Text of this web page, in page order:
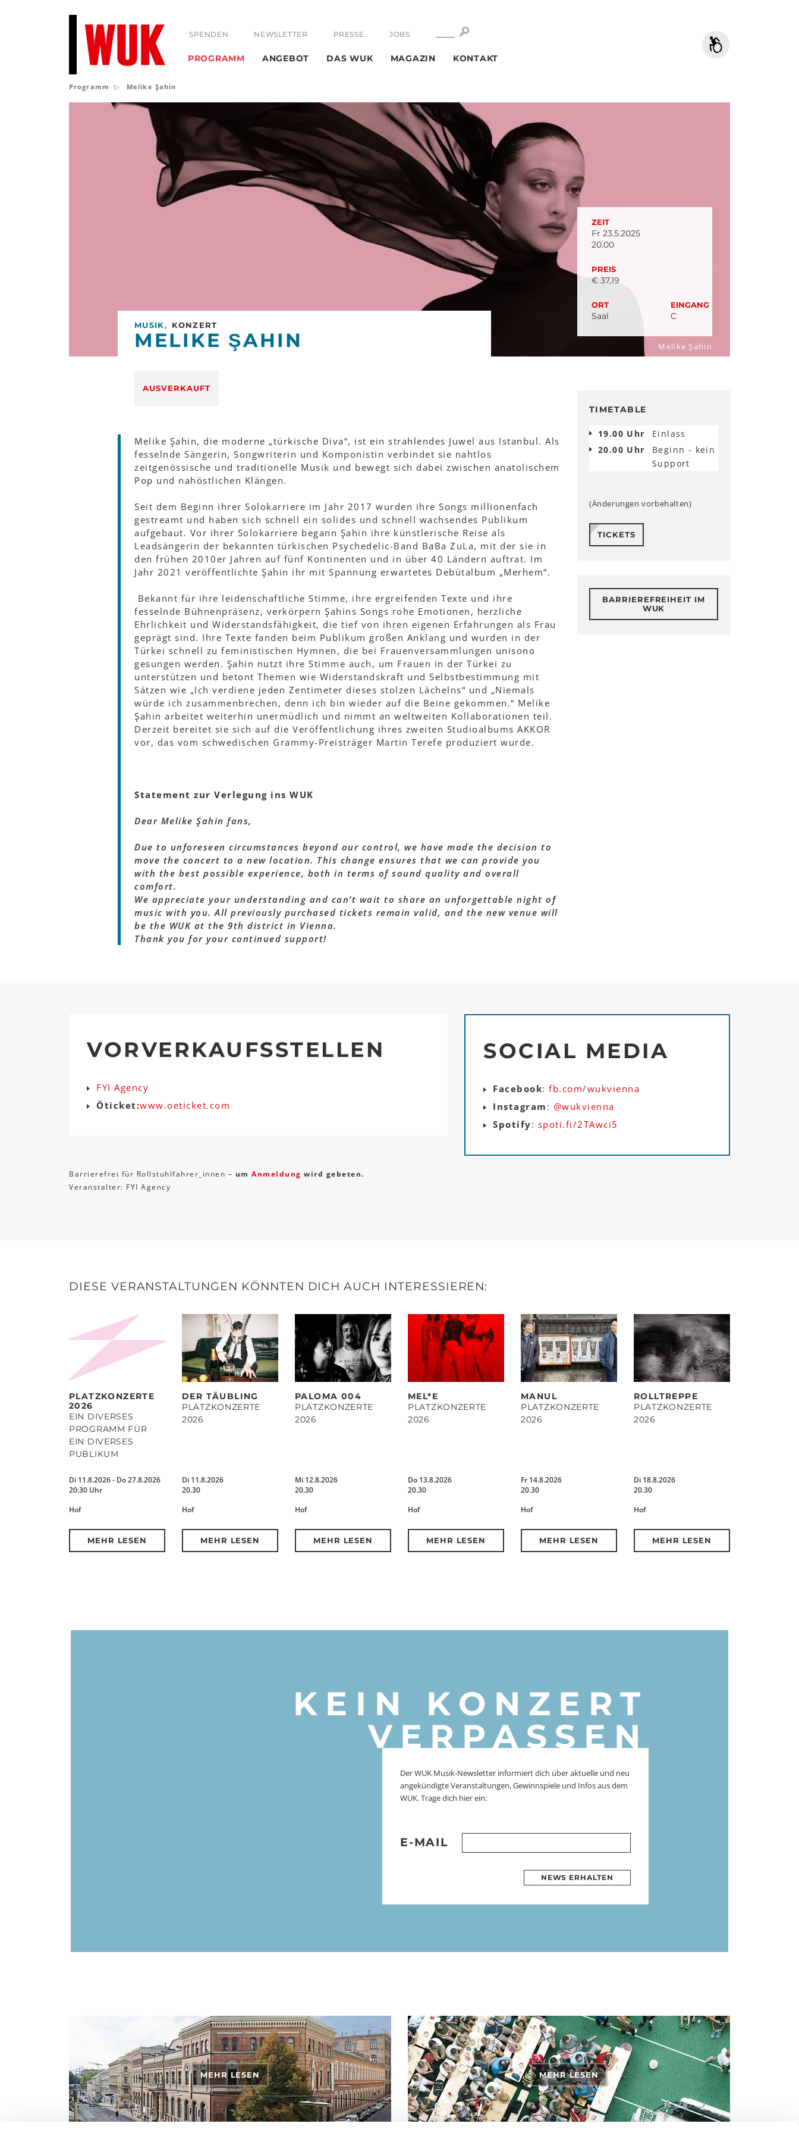
SPENDEN NEWSLETTER PRESSE JOBS SUCHE
PROGRAMM ANGEBOT DAS WUK MAGAZIN KONTAKT
Programm Melike Şahin
ZEIT
Fr 23.5.2025
20.00
PREIS
€ 37,19
ORT
Saal
EINGANG
C
Melike Şahin
MUSIK, KONZERT
MELIKE ŞAHIN
AUSVERKAUFT
Melike Şahin, die moderne „türkische Diva“, ist ein strahlendes Juwel aus Istanbul. Als
fesselnde Sängerin, Songwriterin und Komponistin verbindet sie nahtlos
zeitgenössische und traditionelle Musik und bewegt sich dabei zwischen anatolischem
Pop und nahöstlichen Klängen.
Seit dem Beginn ihrer Solokarriere im Jahr 2017 wurden ihre Songs millionenfach
gestreamt und haben sich schnell ein solides und schnell wachsendes Publikum
aufgebaut. Vor ihrer Solokarriere begann Şahin ihre künstlerische Reise als
Leadsängerin der bekannten türkischen Psychedelic-Band BaBa ZuLa, mit der sie in
den frühen 2010er Jahren auf fünf Kontinenten und in über 40 Ländern auftrat. Im
Jahr 2021 veröffentlichte Şahin ihr mit Spannung erwartetes Debütalbum „Merhem“.
Bekannt für ihre leidenschaftliche Stimme, ihre ergreifenden Texte und ihre
fesselnde Bühnenpräsenz, verkörpern Şahins Songs rohe Emotionen, herzliche
Ehrlichkeit und Widerstandsfähigkeit, die tief von ihren eigenen Erfahrungen als Frau
geprägt sind. Ihre Texte fanden beim Publikum großen Anklang und wurden in der
Türkei schnell zu feministischen Hymnen, die bei Frauenversammlungen unisono
gesungen werden. Şahin nutzt ihre Stimme auch, um Frauen in der Türkei zu
unterstützen und betont Themen wie Widerstandskraft und Selbstbestimmung mit
Sätzen wie „Ich verdiene jeden Zentimeter dieses stolzen Lächelns“ und „Niemals
würde ich zusammenbrechen, denn ich bin wieder auf die Beine gekommen.“ Melike
Şahin arbeitet weiterhin unermüdlich und nimmt an weltweiten Kollaborationen teil.
Derzeit bereitet sie sich auf die Veröffentlichung ihres zweiten Studioalbums AKKOR
vor, das vom schwedischen Grammy-Preisträger Martin Terefe produziert wurde.
Statement zur Verlegung ins WUK
Dear Melike Şahin fans,
Due to unforeseen circumstances beyond our control, we have made the decision to
move the concert to a new location. This change ensures that we can provide you
with the best possible experience, both in terms of sound quality and overall
comfort.
We appreciate your understanding and can’t wait to share an unforgettable night of
music with you. All previously purchased tickets remain valid, and the new venue will
be the WUK at the 9th district in Vienna.
Thank you for your continued support!
TIMETABLE
19.00 Uhr
Einlass
20.00 Uhr
Beginn - kein
Support
(Änderungen vorbehalten)
TICKETS
BARRIEREFREIHEIT IM
WUK
VORVERKAUFSSTELLEN
FYI Agency
Öticket:www.oeticket.com
Barrierefrei für Rollstuhlfahrer_innen – um Anmeldung wird gebeten.
Veranstalter: FYI Agency
SOCIAL MEDIA
Facebook: fb.com/wukvienna
Instagram : @wukvienna
Spotify: spoti.fi/2TAwci5
DIESE VERANSTALTUNGEN KÖNNTEN DICH AUCH INTERESSIEREN:
PLATZKONZERTE
2026
EIN DIVERSES
PROGRAMM FÜR
EIN DIVERSES
PUBLIKUM
Di 11.8.2026 - Do 27.8.2026
20:30 Uhr
Hof
MEHR LESEN
DER TÄUBLING
PLATZKONZERTE
2026
Di 11.8.2026
20.30
Hof
MEHR LESEN
PALOMA 004
PLATZKONZERTE
2026
Mi 12.8.2026
20.30
Hof
MEHR LESEN
MEL*E
PLATZKONZERTE
2026
Do 13.8.2026
20.30
Hof
MEHR LESEN
MANUL
PLATZKONZERTE
2026
Fr 14.8.2026
20.30
Hof
MEHR LESEN
ROLLTREPPE
PLATZKONZERTE
2026
Di 18.8.2026
20.30
Hof
MEHR LESEN
KEIN KONZERT
VERPASSEN
Der WUK Musik-Newsletter informiert dich über aktuelle und neu
angekündigte Veranstaltungen, Gewinnspiele und Infos aus dem
WUK. Trage dich hier ein:
E-MAIL
NEWS ERHALTEN
MEHR LESEN MEHR LESEN